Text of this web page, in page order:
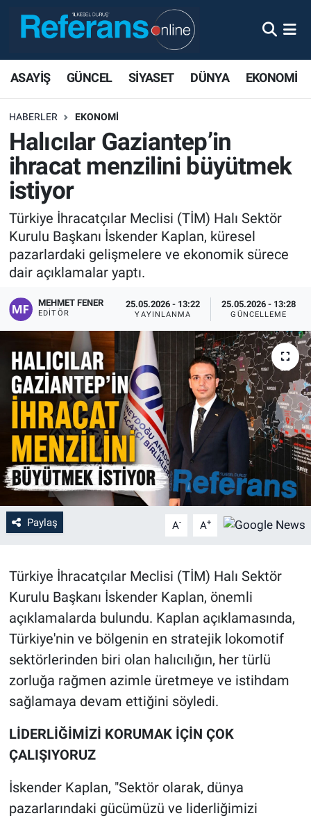
ASAYİŞ GÜNCEL SİYASET DÜNYA EKONOMİ
HABERLER EKONOMİ
Halıcılar Gaziantep’in
ihracat menzilini büyütmek
istiyor
Türkiye İhracatçılar Meclisi (TİM) Halı Sektör
Kurulu Başkanı İskender Kaplan, küresel
pazarlardaki gelişmelere ve ekonomik sürece
dair açıklamalar yaptı.
MEHMET FENER
EDITÖR
25.05.2026 - 13:22
YAYINLANMA
25.05.2026 - 13:28
GÜNCELLEME
Paylaş A- A+
Türkiye İhracatçılar Meclisi (TİM) Halı Sektör
Kurulu Başkanı İskender Kaplan, önemli
açıklamalarda bulundu. Kaplan açıklamasında,
Türkiye'nin ve bölgenin en stratejik lokomotif
sektörlerinden biri olan halıcılığın, her türlü
zorluğa rağmen azimle üretmeye ve istihdam
sağlamaya devam ettiğini söyledi.
LİDERLİĞİMİZİ KORUMAK İÇİN ÇOK
ÇALIŞIYORUZ
İskender Kaplan, "Sektör olarak, dünya
pazarlarındaki gücümüzü ve liderliğimizi